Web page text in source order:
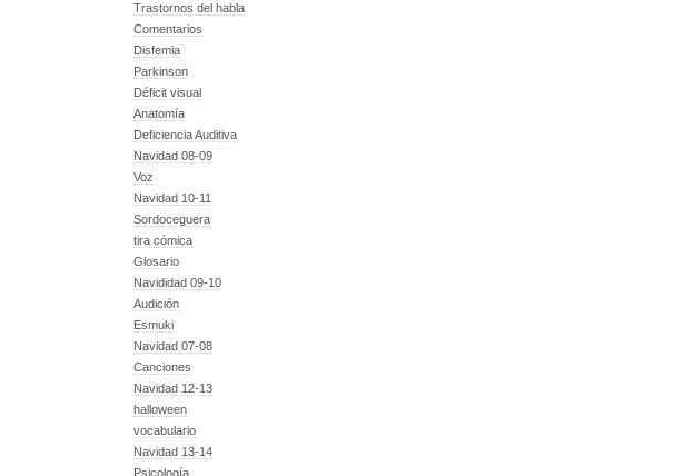
Trastornos del habla
Comentarios
Disfemia
Parkinson
Déficit visual
Anatomía
Deficiencia Auditiva
Navidad 08-09
Voz
Navidad 10-11
Sordoceguera
tira cómica
Glosario
Navididad 09-10
Audición
Esmuki
Navidad 07-08
Canciones
Navidad 12-13
halloween
vocabulario
Navidad 13-14
Psicología